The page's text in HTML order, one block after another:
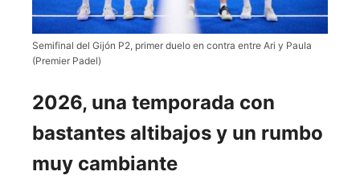
Semifinal del Gijón P2, primer duelo en contra entre Ari y Paula
(Premier Padel)
2026, una temporada con
bastantes altibajos y un rumbo
muy cambiante